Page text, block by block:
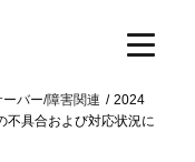
ーバー/障害関連
2024
不具合および対応状況に